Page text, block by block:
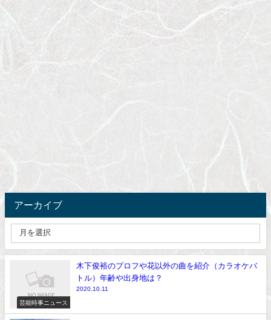
アーカイブ
芸能時事ニュース
木下俊裕のプロフや花以外の曲を紹介（カラオケバ
トル）年齢や出身地は？
2020.10.11